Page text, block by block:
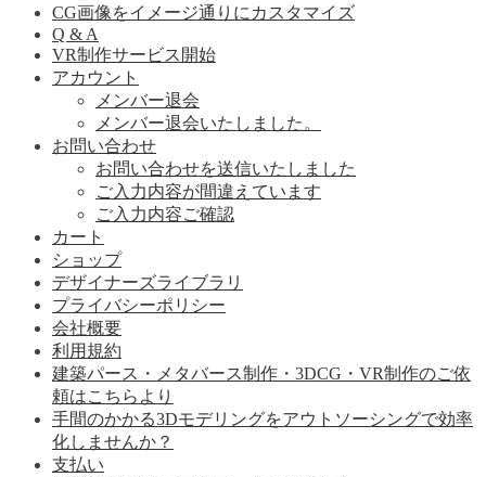
CG画像をイメージ通りにカスタマイズ
Q & A
VR制作サービス開始
アカウント
メンバー退会
メンバー退会いたしました。
お問い合わせ
お問い合わせを送信いたしました
ご入力内容が間違えています
ご入力内容ご確認
カート
ショップ
デザイナーズライブラリ
プライバシーポリシー
会社概要
利用規約
建築パース・メタバース制作・3DCG・VR制作のご依
頼はこちらより
手間のかかる3Dモデリングをアウトソーシングで効率
化しませんか？
支払い